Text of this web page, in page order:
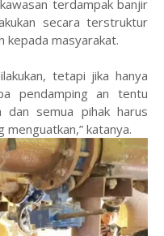
terdampak banjir
secara terstruktur
kepada masyarakat.
tetapi jika hanya
pendamping an tentu
dan semua pihak harus
katanya.